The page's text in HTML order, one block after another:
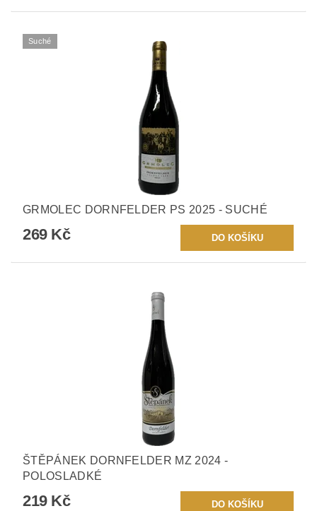
Suché
GRMOLEC DORNFELDER PS 2025 - SUCHÉ
269 Kč
ŠTĚPÁNEK DORNFELDER MZ 2024 -
POLOSLADKÉ
219 Kč